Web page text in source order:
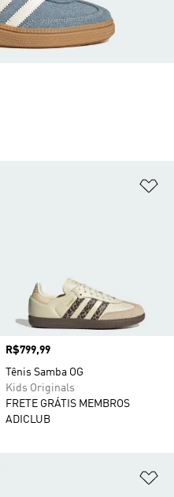
Preço
R$799,99
Tênis Samba OG
Kids Originals
FRETE GRÁTIS MEMBROS
ADICLUB